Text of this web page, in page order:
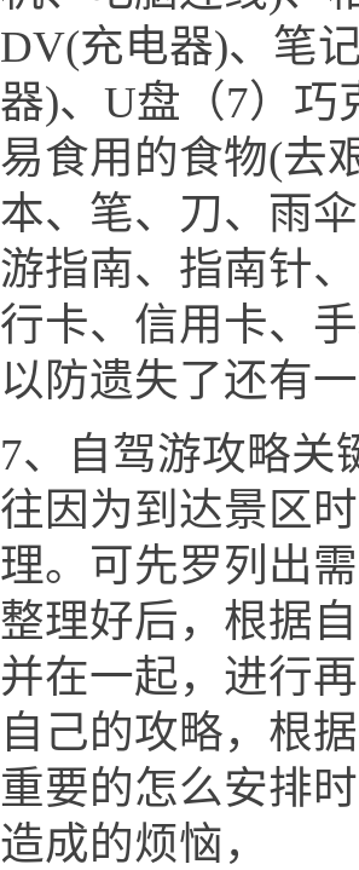
DV(充电器)、笔
器)、U盘（7）巧
易食用的食物(去
本、笔、刀、雨
游指南、指南针
行卡、信用卡、
以防遗失了还有
7、自驾游攻略关
往因为到达景区
理。可先罗列出
整理好后，根据
并在一起，进行
自己的攻略，根
重要的怎么安排
造成的烦恼，